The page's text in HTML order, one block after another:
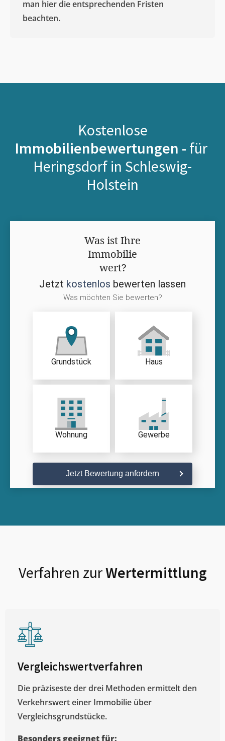
man hier die entsprechenden Fristen
beachten.
Kostenlose
Immobilienbewertungen - für
Heringsdorf in Schleswig-
Holstein
Was ist Ihre
Immobilie
wert?
Jetzt kostenlos bewerten lassen
Was möchten Sie bewerten?
Grundstück Haus
Wohnung Gewerbe
Jetzt Bewertung anfordern
Verfahren zurWertermittlung
Vergleichswertverfahren
Die präziseste der drei Methoden ermittelt den
Verkehrswert einer Immobilie über
Vergleichsgrundstücke.
Besonders geeignet für: